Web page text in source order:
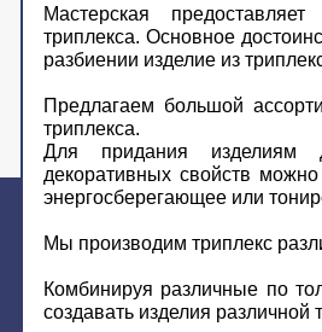
Мастерская
триплекса. Основное
разбиении изделие из
Предлагаем большой
триплекса.
Для придания изделиям
декоративных свойств можно
энергосберегающее или
Мы производим триплекс
Комбинируя различные по
создавать изделия